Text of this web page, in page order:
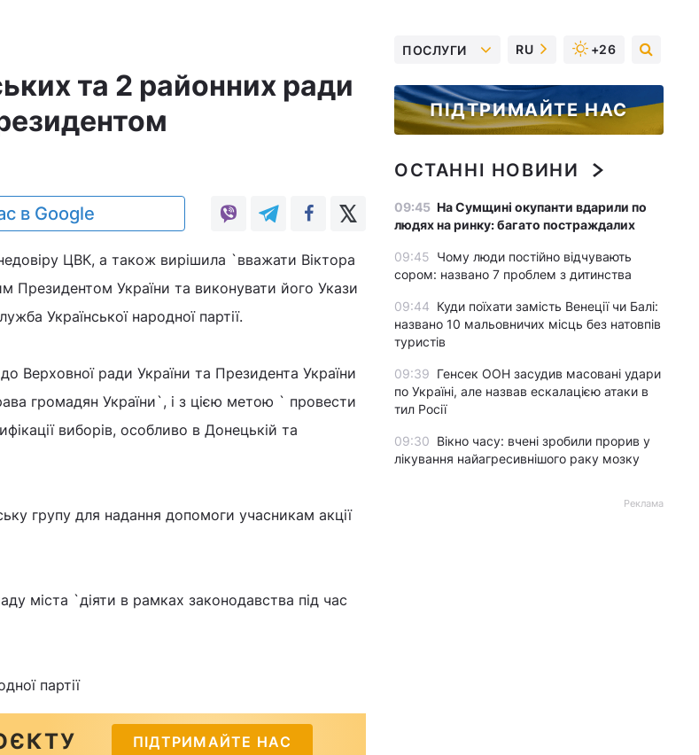
та 2 районних ради
в Google
ЦВК, а також вирішила `вважати Віктора
Президентом України та виконувати його Укази
Української народної партії.
Верховної ради України та Президента України
громадян України`, і з цією метою ` провести
виборів, особливо в Донецькій та
групу для надання допомоги учасникам акції
міста `діяти в рамках законодавства під час
партії
ПІДТРИМАЙТЕ НАС
ПОСЛУГИ RU +26
ПІДТРИМАЙТЕ НАС
ОСТАННІ НОВИНИ
09:45 На Сумщині окупанти вдарили по
людях на ринку: багато постраждалих
09:45 Чому люди постійно відчувають
сором: названо 7 проблем з дитинства
09:44 Куди поїхати замість Венеції чи Балі:
названо 10 мальовничих місць без натовпів
туристів
09:39 Генсек ООН засудив масовані удари
по Україні, але назвав ескалацією атаки в
тил Росії
09:30 Вікно часу: вчені зробили прорив у
лікування найагресивнішого раку мозку
Реклама